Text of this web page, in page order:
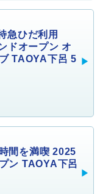
急ひだ利用
ドオープン オ
TAOYA下呂 5
間を満喫 2025
ン TAOYA下呂